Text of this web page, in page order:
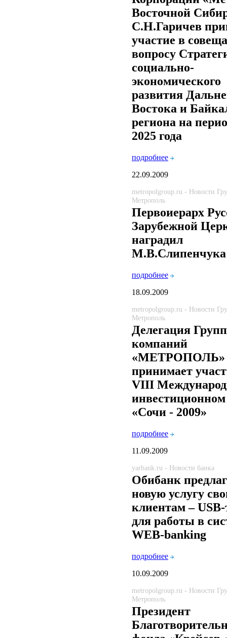
Восточной
С.Н.Гаричев
участие в
вопросу
социально-
экономического
развития
Востока и
региона на
2025 года
подробнее
22.09.2009
metropolgroup.ru - Новости
Метрополь
Первоиерарх
Зарубежной
наградил
М.В.Слипенчука
подробнее
18.09.2009
metropolgroup.ru - Новости
Метрополь
Делегация
компаний
«МЕТРОПОЛЬ»
принимает
VIII
«Сочи - 2009»
подробнее
11.09.2009
yarbank.ru - Новости банка
Обибанк
новую услугу
клиентам –
для работы в
WEB-banking
подробнее
10.09.2009
metropolgroup.ru - Новости
Метрополь
Президент